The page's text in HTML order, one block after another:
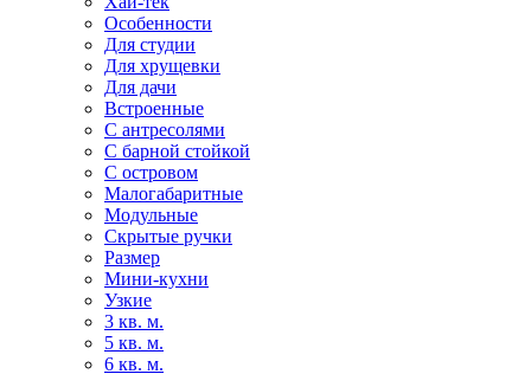
Особенности
Для студии
Для хрущевки
Для дачи
Встроенные
С антресолями
С барной стойкой
С островом
Малогабаритные
Модульные
Скрытые ручки
Размер
Мини-кухни
Узкие
3 кв. м.
5 кв. м.
6 кв. м.